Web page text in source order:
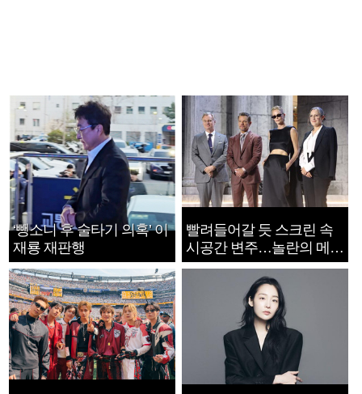
‘뺑소니 후 술타기 의혹’ 이
재룡 재판행
빨려들어갈 듯 스크린 속
시공간 변주…놀란의 메시
지는 ‘전쟁 속죄’